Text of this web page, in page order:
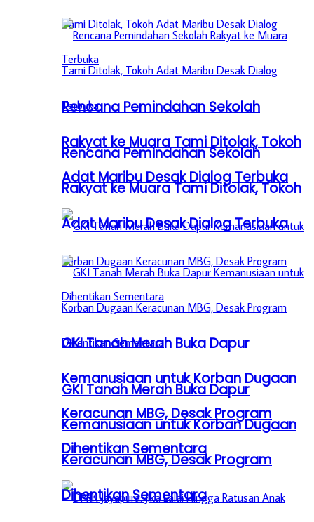
Rencana Pemindahan Sekolah
Rakyat ke Muara Tami Ditolak, Tokoh
Adat Maribu Desak Dialog Terbuka
GKI Tanah Merah Buka Dapur
Kemanusiaan untuk Korban Dugaan
Keracunan MBG, Desak Program
Dihentikan Sementara
Rencana Pemindahan Sekolah
Rakyat ke Muara Tami Ditolak, Tokoh
Adat Maribu Desak Dialog Terbuka
GKI Tanah Merah Buka Dapur
Kemanusiaan untuk Korban Dugaan
Keracunan MBG, Desak Program
Dihentikan Sementara